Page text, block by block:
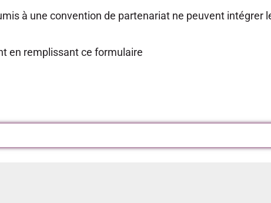
à une convention de partenariat ne peuvent intégrer
en remplissant ce formulaire